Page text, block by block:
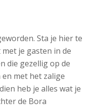
Sta je hier te
je gasten in de
die gezellig op de
met het zalige
heb je alles wat je
de Bora